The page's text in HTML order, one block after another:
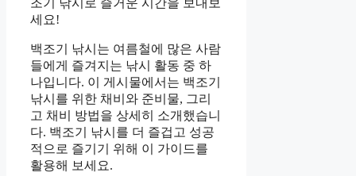
조기 낚시로 즐거운 시간을 보내보
세요!
백조기 낚시는 여름철에 많은 사람
들에게 즐겨지는 낚시 활동 중 하
나입니다. 이 게시물에서는 백조기
낚시를 위한 채비와 준비물, 그리
고 채비 방법을 상세히 소개했습니
다. 백조기 낚시를 더 즐겁고 성공
적으로 즐기기 위해 이 가이드를
활용해 보세요.